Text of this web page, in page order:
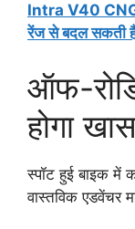
Intra V40
रेंज से बदल सकती है
ऑफ-
होगा
स्पॉट हुई बाइक में
वास्तविक एडवेंचर